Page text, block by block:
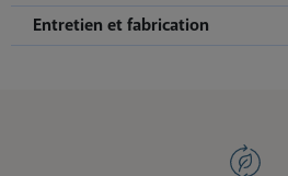
Entretien et fabrication